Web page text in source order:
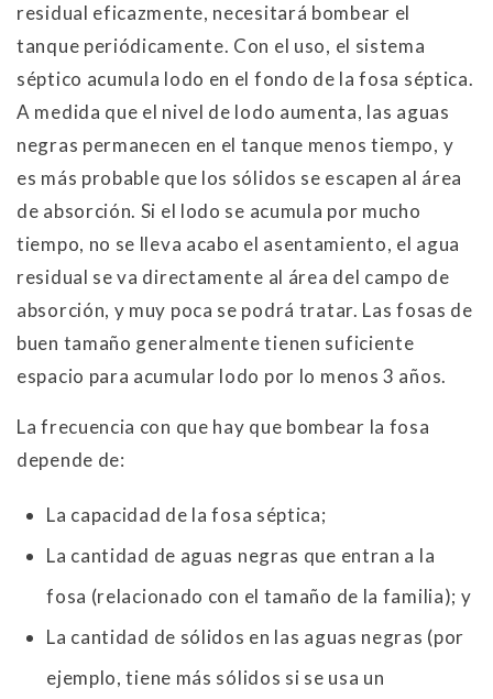
residual eficazmente, necesitará bombear el
tanque periódicamente. Con el uso, el sistema
séptico acumula lodo en el fondo de la fosa séptica.
A medida que el nivel de lodo aumenta, las aguas
negras permanecen en el tanque menos tiempo, y
es más probable que los sólidos se escapen al área
de absorción. Si el lodo se acumula por mucho
tiempo, no se lleva acabo el asentamiento, el agua
residual se va directamente al área del campo de
absorción, y muy poca se podrá tratar. Las fosas de
buen tamaño generalmente tienen suficiente
espacio para acumular lodo por lo menos 3 años.
La frecuencia con que hay que bombear la fosa
depende de:
La capacidad de la fosa séptica;
La cantidad de aguas negras que entran a la
fosa (relacionado con el tamaño de la familia); y
La cantidad de sólidos en las aguas negras (por
ejemplo, tiene más sólidos si se usa un